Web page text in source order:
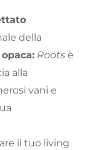
della
opaca: Roots è
alla
vani e
il tuo living